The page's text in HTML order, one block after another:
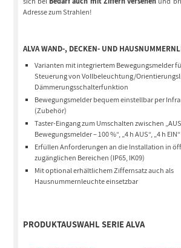
Adresse zum Strahlen!
ALVA WAND-, DECKEN- UND
Varianten mit integriertem Bewegungsmelder
Steuerung von Vollbeleuchtung/
Dämmerungsschalterfunktion
Bewegungsmelder bequem einstellbar per
(Zubehör)
Taster-Eingang zum Umschalten zwischen
Bewegungsmelder – 100 %“, „4 h AUS“, „4 h EIN“
Erfüllen Anforderungen an die Installation in
zugänglichen Bereichen (IP65, IK09)
Mit optional erhältlichem Ziffernsatz auch als
Hausnummernleuchte einsetzbar
PRODUKTAUSWAHL SERIE ALVA